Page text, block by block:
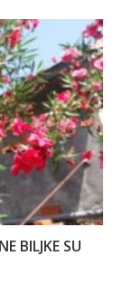
BILJKE SU